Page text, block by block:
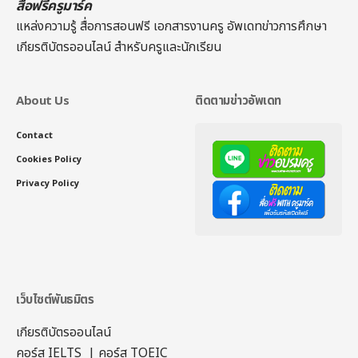
สื่อฟรีครูมาร์ค
แหล่งความรู้ สื่อการสอนฟรี เอกสารงานครู อัพเดทข่าวการศึกษา
เกียรติบัตรออนไลน์สำหรับครูและนักเรียน
About Us
Contact
Cookies Policy
Privacy Policy
ติดตามข่าวอัพเดท
เว็บไซต์พันธมิตร
เกียรติบัตรออนไลน์
คอร์ส IELTS | คอร์ส TOEIC